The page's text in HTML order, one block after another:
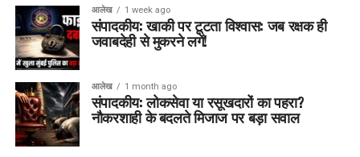
आलेख 1 week ago
संपादकीय: खाकी पर टूटता विश्वास: जब रक्षक ही
जवाबदेही से मुकरने लगें!
आलेख 1 month ago
संपादकीय: लोकसेवा या रसूखदारों का पहरा?
नौकरशाही के बदलते मिजाज पर बड़ा सवाल